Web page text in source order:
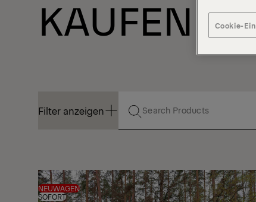
KAUFEN
Filter anzeigen
NEUWAGEN
SOFORT
Cookie-